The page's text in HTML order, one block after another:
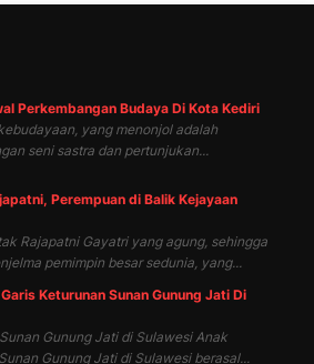
Perkembangan Budaya Di Kota Kediri
yang menonjol adalah
seni sastra dan pertunjukan...
Perempuan di Balik Kejayaan
Rajapatni Gayatri yang agung, sehingga
pemimpin besar sedunia, yang...
Keturunan Sunan Gunung Jati Di
Gunung Jati di Sulawesi Anak
Gunung Jati di Sulawesi berasal...